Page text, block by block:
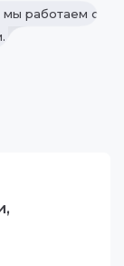
мы работаем с